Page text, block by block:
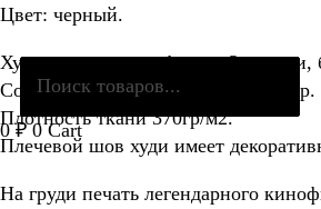
0₽ 0 Cart
Цвет: черный.
Худи выполнен из футера 3х нитки,
Состав 80% хлопок, 20% полиэстер.
Плотность ткани 370гр/м2.
Плечевой шов худи имеет
На груди печать легендарного